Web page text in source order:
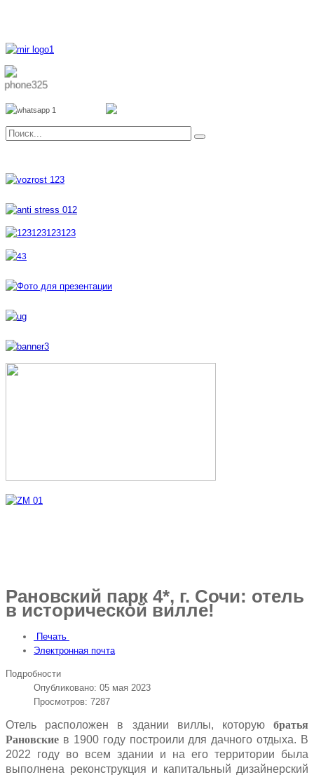
8 962 888 51 55
Рановский парк 4*, г. Сочи: отель
в исторической вилле!
Печать
Электронная почта
Подробности
Опубликовано: 05 мая 2023
Просмотров: 7287
Отель расположен в здании виллы, которую братья
Рановские в 1900 году построили для дачного отдыха. В
2022 году во всем здании и на его территории была
выполнена реконструкция и капитальный дизайнерский